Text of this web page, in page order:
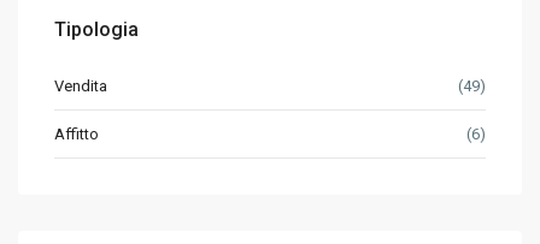
Tipologia
Vendita (49)
Affitto (6)